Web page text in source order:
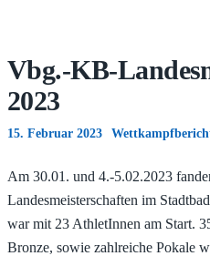
Vbg.-KB-
2023
15. Februar 2023
Am 30.01. und 4.-5.02.2023
Landesmeisterschaften im
war mit 23 AthletInnen am Start.
Bronze, sowie zahlreiche Pokale